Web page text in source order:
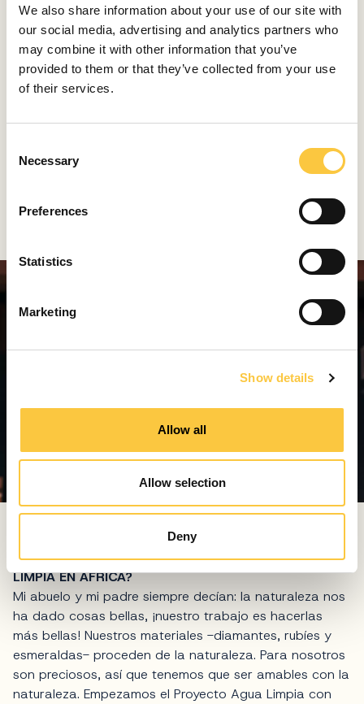
We also share information about your use of our site with
our social media, advertising and analytics partners who
may combine it with other information that you’ve
provided to them or that they’ve collected from your use
of their services.
t
Necessary
Preferences
Statistics
Marketing
Show details
Allow all
Allow selection
Deny
colección Belle Epoque Reel, la reinterpretación de uno
de nuestros bestsellers tradicionales, la colección Belle
Epoque. Los nuevos anillos y collares de oro blanco,
amarillo y rosa, enriquecidos con los diamantes más
puros, presentan círculos y rectángulos que, al
cine y las artes visuales que inspiraron la colección
Belle Epoque original, se vuelven digitales y de una
forma mucho más contemporánea nos brindan un
gusta ser reconocidas, encontrar piezas icónicas que
¿QUÉ INSPIRÓ LA IMPLICACIÓN DE DAMIANI EN
INICIATIVAS ÉTICAS, COMO EL PROYECTO DE AGUA
LIMPIA EN ÁFRICA?
Mi abuelo y mi padre siempre decían: la naturaleza nos
ha dado cosas bellas, ¡nuestro trabajo es hacerlas
más bellas! Nuestros materiales -diamantes, rubíes y
esmeraldas- proceden de la naturaleza. Para nosotros
son preciosos, así que tenemos que ser amables con la
naturaleza. Empezamos el Proyecto Agua Limpia con